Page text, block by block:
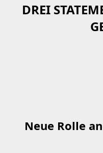
DREI
Neue Rolle